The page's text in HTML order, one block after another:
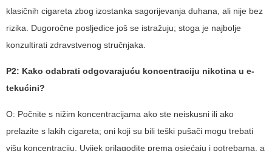
klasičnih cigareta zbog izostanka sagorijevanja duhana, ali nije bez
rizika. Dugoročne posljedice još se istražuju; stoga je najbolje
konzultirati zdravstvenog stručnjaka.
P2: Kako odabrati odgovarajuću koncentraciju nikotina u e-
tekućini?
O: Počnite s nižim koncentracijama ako ste neiskusni ili ako
prelazite s lakih cigareta; oni koji su bili teški pušači mogu trebati
višu koncentraciju. Uvijek prilagodite prema osjećaju i potrebama, a